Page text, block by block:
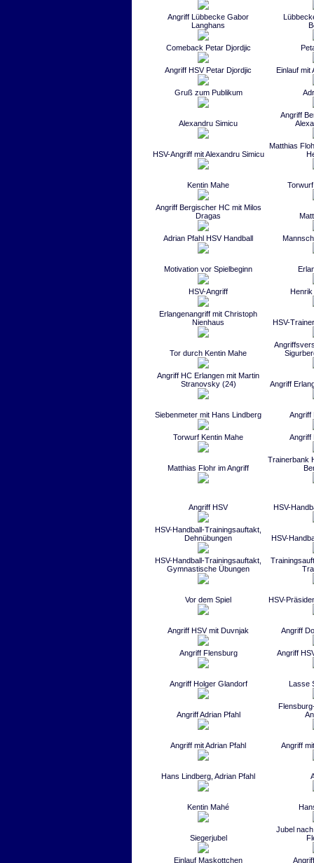
Angriff Lübbecke Gabor
Langhans
Comeback Petar Djordjic
Angriff HSV Petar Djordjic Einlauf mit
Gruß zum Publikum
Alexandru Simicu
Angriff
HSV-Angriff mit Alexandru Simicu
Matthias
Kentin Mahe
Angriff Bergischer HC mit Milos
Dragas
Adrian Pfahl HSV Handball
Motivation vor Spielbeginn
HSV-Angriff Henrik
Erlangenangriff mit Christoph
Nienhaus
HSV-
Tor durch Kentin Mahe
Angriff HC Erlangen mit Martin
Stranovsky (24)
Angriff
Siebenmeter mit Hans Lindberg Angriff
Torwurf Kentin Mahe Angriff
Matthias Flohr im Angriff
Trainerbank
Angriff HSV HSV-
HSV-Handball-Trainingsauftakt,
Dehnübungen
HSV-
HSV-Handball-Trainingsauftakt,
Gymnastische Übungen
Vor dem Spiel HSV-
Angriff HSV mit Duvnjak Angriff
Angriff Flensburg Angriff
Angriff Holger Glandorf Lasse
Angriff Adrian Pfahl
Angriff mit Adrian Pfahl Angriff
Hans Lindberg, Adrian Pfahl
Kentin Mahé
Siegerjubel
Jubel
Einlauf Maskottchen